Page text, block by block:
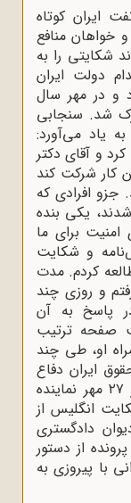
ایران کوتاه
خواهان منافع
شکایتی را به
دولت ایران
و در مهر سال
شد. سنجابی
یاد می‌آورد:
و آقای دکتر
کار شرکت کند
جزو افرادی که
یکی بنده
امنیت برای ما
و شکایت
کردم. مدت
و روزی چند
پاسخ به آن
صفحه ترتیب
او، طی چند
ایران دفاع
کردند و سرانجام پس از چهار جلسه در ۲۷ مهر نماینده
انگلیس از
دادگستری
از دستور
با پیروزی به